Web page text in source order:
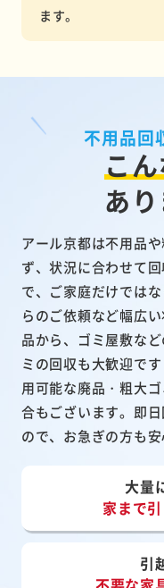
ます。
不用品回
こ
あ
アール京都は不用品
ず、状況に合わせて
で、ご家庭だけでは
らのご依頼など幅広
品から、ゴミ屋敷な
ミの回収も大歓迎で
用可能な廃品・粗大
合もございます。即
ので、お急ぎの方も
大量
家まで
引